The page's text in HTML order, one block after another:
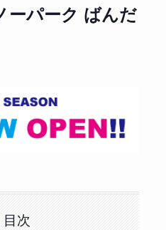
ーパーク ばんだ
目次